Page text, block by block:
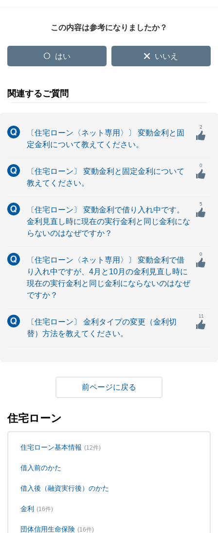
この内容は参考になりましたか？
はい いいえ
関連するご質問
〔住宅ローン〈ネット専用〉〕 変動金利と固
定金利について教えてください。
2
〔住宅ローン〕 変動金利と固定金利について
教えてください。
0
〔住宅ローン〕 変動金利で借り入れ中です。
金利見直し時に現在の実行金利と同じ金利にな
らないのはなぜですか？
5
〔住宅ローン〈ネット専用〉〕 変動金利で借
り入れ中ですが、4月と10月の金利見直し時に
現在の実行金利と同じ金利にならないのはなぜ
ですか？
0
〔住宅ローン〕 金利タイプの変更（金利切
替）方法を教えてください。
11
戻る
住宅ローン
住宅ローン基本情報 (12件)
借入前のかた
借入後（融資実行後）のかた
金利 (16件)
団体信用生命保険 (16件)